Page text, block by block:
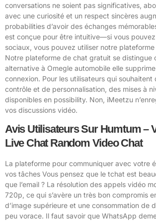
conversations ne soient pas significatives,
avec une curiosité et un respect sincères
probabilities d’avoir des échanges
est conçue pour être intuitive—si vous pouvez
sociaux, vous pouvez utiliser notre
Notre plateforme de chat gratuit se distingue
alternative à Omegle automobile elle
connexion. Pour les utilisateurs qui
contrôle et de personnalisation, des mises à
disponibles en possibility. Non, iMeetzu
vos discussions vidéo.
Avis Utilisateurs Sur Humtum –
Live Chat Random Video Chat
La plateforme pour communiquer avec votre
vos tâches Vous pensez que le tchat est
que l’email ? La résolution des appels vidéo
720p, ce qui s’avère un très bon compromis
d’image supérieure et une consommation de
peu vorace. Il faut savoir que WhatsApp